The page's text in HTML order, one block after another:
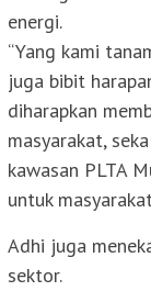
energi.
“Yang kami
juga bibit
diharapkan
masyarakat,
kawasan PLTA
untuk
Adhi juga
sektor.